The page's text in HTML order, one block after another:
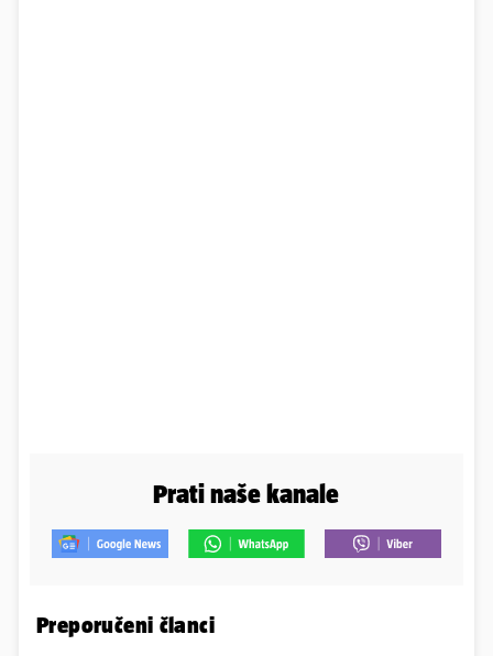
Prati naše kanale
Preporučeni članci